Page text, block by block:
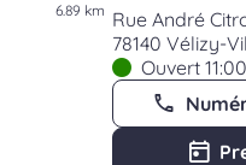
6.89 km Rue André
78140 Vélizy-
Ouvert